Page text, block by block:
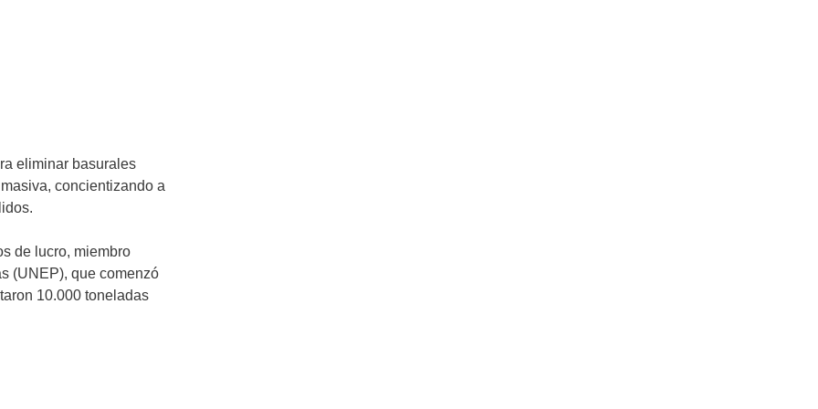
eliminar basurales
concientizando a
de lucro, miembro
(UNEP), que comenzó
10.000 toneladas